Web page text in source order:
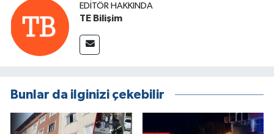
EDITÖR HAKKINDA
TE Bilişim
Bunlar da ilginizi çekebilir